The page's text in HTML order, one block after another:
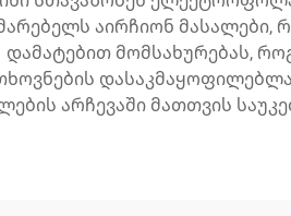
აირჩიონ მასალები,
დამატებით მომსახურებას,
არჩევაში მათთვის